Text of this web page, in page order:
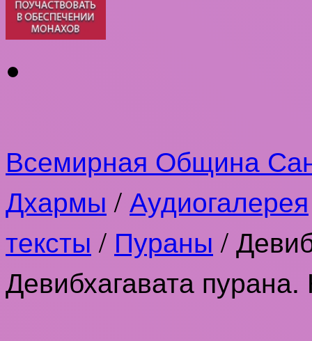
Всемирная Община
Дхармы /Аудиогалерея
тексты / Пураны /
Девибхагавата пурана.